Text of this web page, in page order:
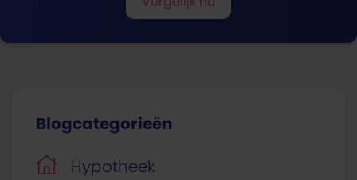
Blogcategorieën
Hypotheek